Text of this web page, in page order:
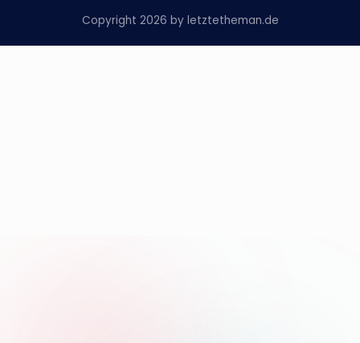
Copyright 2026 by letztetheman.de